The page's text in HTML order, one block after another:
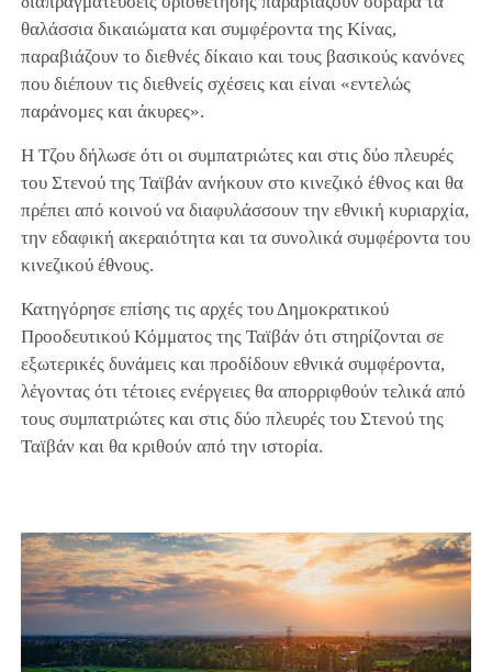
θαλάσσια δικαιώματα και συμφέροντα της Κίνας,
παραβιάζουν το διεθνές δίκαιο και τους βασικούς κανόνες
που διέπουν τις διεθνείς σχέσεις και είναι «εντελώς
παράνομες και άκυρες».
Η Τζου δήλωσε ότι οι συμπατριώτες και στις δύο πλευρές
του Στενού της Ταϊβάν ανήκουν στο κινεζικό έθνος και θα
πρέπει από κοινού να διαφυλάσσουν την εθνική κυριαρχία,
την εδαφική ακεραιότητα και τα συνολικά συμφέροντα του
κινεζικού έθνους.
Κατηγόρησε επίσης τις αρχές του Δημοκρατικού
Προοδευτικού Κόμματος της Ταϊβάν ότι στηρίζονται σε
εξωτερικές δυνάμεις και προδίδουν εθνικά συμφέροντα,
λέγοντας ότι τέτοιες ενέργειες θα απορριφθούν τελικά από
τους συμπατριώτες και στις δύο πλευρές του Στενού της
Ταϊβάν και θα κριθούν από την ιστορία.